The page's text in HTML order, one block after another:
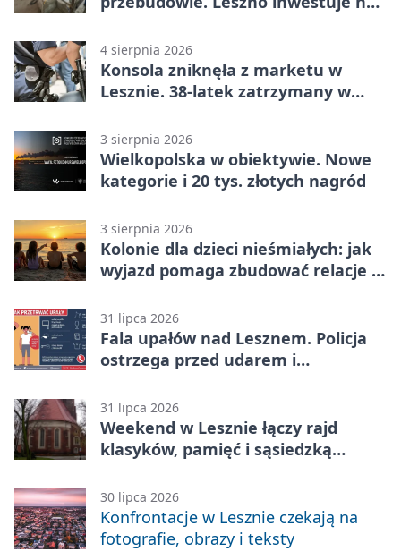
4 sierpnia 2026
Konsola zniknęła z marketu w
Lesznie. 38-latek zatrzymany w
3 sierpnia 2026
Wielkopolska w obiektywie. Nowe
kategorie i 20 tys. złotych nagród
3 sierpnia 2026
Kolonie dla dzieci nieśmiałych: jak
wyjazd pomaga zbudować relacje z
31 lipca 2026
Fala upałów nad Lesznem. Policja
ostrzega przed udarem i
31 lipca 2026
Weekend w Lesznie łączy rajd
klasyków, pamięć i sąsiedzką
30 lipca 2026
Konfrontacje w Lesznie czekają na
fotografie, obrazy i teksty